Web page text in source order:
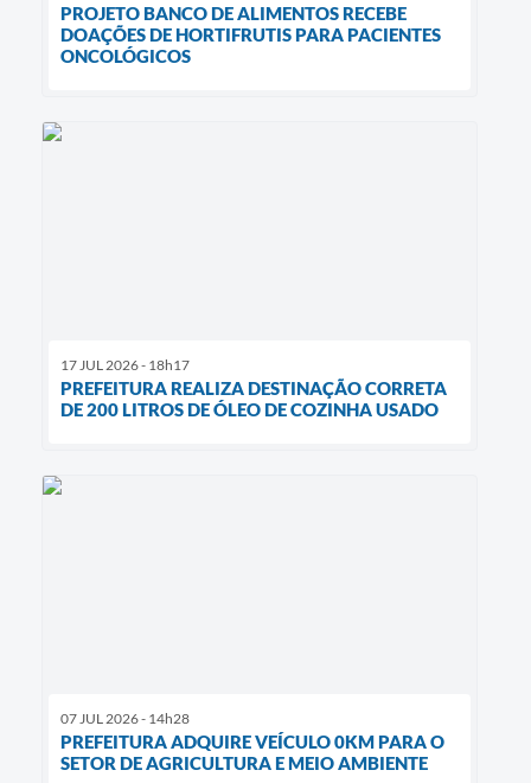
PROJETO BANCO DE ALIMENTOS RECEBE
DOAÇÕES DE HORTIFRUTIS PARA PACIENTES
ONCOLÓGICOS
17 JUL 2026 - 18h17
PREFEITURA REALIZA DESTINAÇÃO CORRETA
DE 200 LITROS DE ÓLEO DE COZINHA USADO
07 JUL 2026 - 14h28
PREFEITURA ADQUIRE VEÍCULO 0KM PARA O
SETOR DE AGRICULTURA E MEIO AMBIENTE